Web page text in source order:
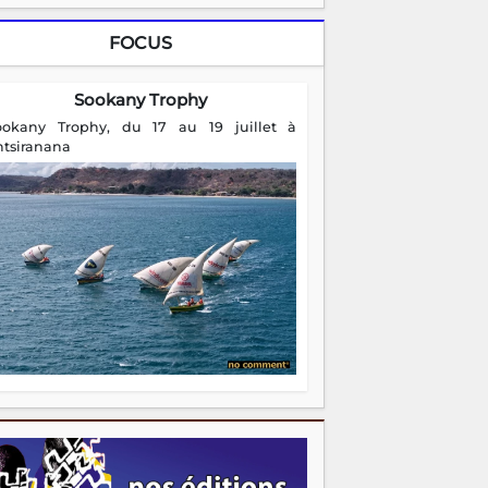
FOCUS
Sookany Trophy
Trophy, du 17 au 19 juillet à